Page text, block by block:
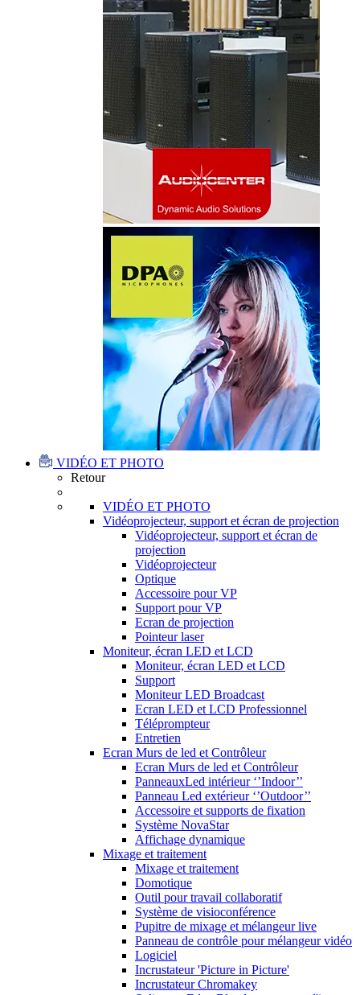
VIDÉO ET PHOTO
Retour
VIDÉO ET PHOTO
Vidéoprojecteur, support et écran de projection
Vidéoprojecteur, support et écran de
projection
Vidéoprojecteur
Optique
Accessoire pour VP
Support pour VP
Ecran de projection
Pointeur laser
Moniteur, écran LED et LCD
Moniteur, écran LED et LCD
Support
Moniteur LED Broadcast
Ecran LED et LCD Professionnel
Téléprompteur
Entretien
Ecran Murs de led et Contrôleur
Ecran Murs de led et Contrôleur
PanneauxLed intérieur ‘’Indoor’’
Panneau Led extérieur ‘’Outdoor’’
Accessoire et supports de fixation
Système NovaStar
Affichage dynamique
Mixage et traitement
Mixage et traitement
Domotique
Outil pour travail collaboratif
Système de visioconférence
Pupitre de mixage et mélangeur live
Panneau de contrôle pour mélangeur vidéo
Logiciel
Incrustateur 'Picture in Picture'
Incrustateur Chromakey